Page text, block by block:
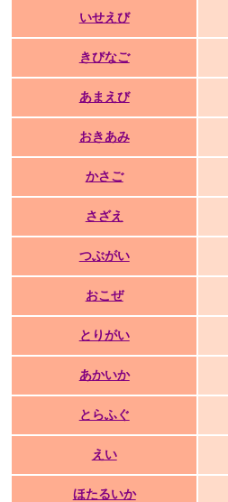
いせえび
きびなご
あまえび
おきあみ
かさご
さざえ
つぶがい
おこぜ
とりがい
あかいか
とらふぐ
えい
ほたるいか